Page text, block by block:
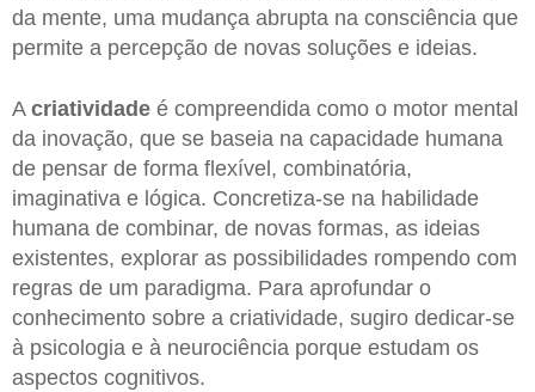
da mente, uma mudança abrupta na consciência que
permite a percepção de novas soluções e ideias.
A criatividade é compreendida como o motor mental
da inovação, que se baseia na capacidade humana
de pensar de forma flexível, combinatória,
imaginativa e lógica. Concretiza-se na habilidade
humana de combinar, de novas formas, as ideias
existentes, explorar as possibilidades rompendo com
regras de um paradigma. Para aprofundar o
conhecimento sobre a criatividade, sugiro dedicar-se
à psicologia e à neurociência porque estudam os
aspectos cognitivos.